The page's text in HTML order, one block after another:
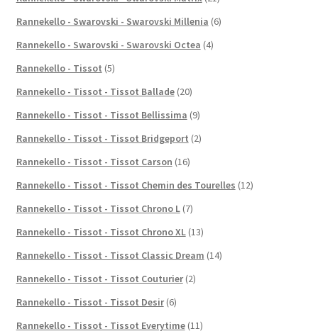
Rannekello - Swarovski - Swarovski Millenia (6)
Rannekello - Swarovski - Swarovski Octea (4)
Rannekello - Tissot (5)
Rannekello - Tissot - Tissot Ballade (20)
Rannekello - Tissot - Tissot Bellissima (9)
Rannekello - Tissot - Tissot Bridgeport (2)
Rannekello - Tissot - Tissot Carson (16)
Rannekello - Tissot - Tissot Chemin des Tourelles (12)
Rannekello - Tissot - Tissot Chrono L (7)
Rannekello - Tissot - Tissot Chrono XL (13)
Rannekello - Tissot - Tissot Classic Dream (14)
Rannekello - Tissot - Tissot Couturier (2)
Rannekello - Tissot - Tissot Desir (6)
Rannekello - Tissot - Tissot Everytime (11)